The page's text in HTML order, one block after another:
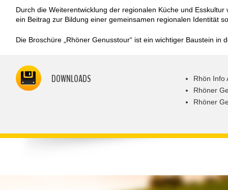
Durch die Weiterentwicklung der regionalen Küche und
ein Beitrag zur Bildung einer gemeinsamen regionalen Identität
Die Broschüre „Rhöner Genusstour“ ist ein wichtiger Baustein
DOWNLOADS
Rhön Info
Rhöner
Rhöner